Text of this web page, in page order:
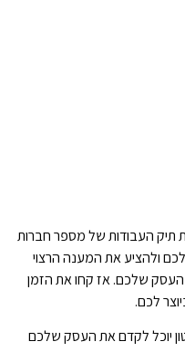
תיק העבודות של מספר חברות
לכם ולהציע את המענה הרצוי
העסק שלכם. אז קחו את הזמן
לכם.
יוכל לקדם את העסק שלכם